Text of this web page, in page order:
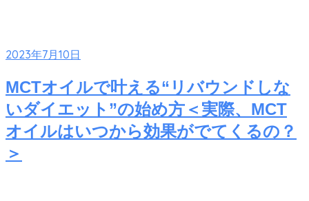
2023年7月10日
MCTオイルで叶える“リバウンドしな
いダイエット”の始め方＜実際、MCT
オイルはいつから効果がでてくるの？
＞